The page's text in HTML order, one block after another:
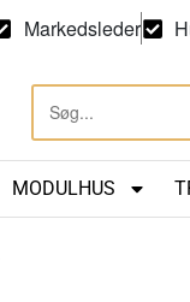
Markedsleder
MODULHUS